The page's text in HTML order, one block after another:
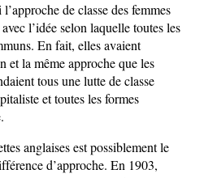
de classe des femmes
l’idée selon laquelle toutes les
En fait, elles avaient
et la même approche que les
tous une lutte de classe
et toutes les formes
anglaises est possiblement le
d’approche. En 1903,